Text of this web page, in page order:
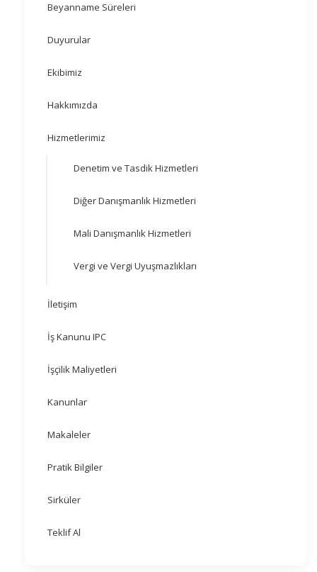
Beyanname Süreleri
Duyurular
Ekibimiz
Hakkımızda
Hizmetlerimiz
Denetim ve Tasdik Hizmetleri
Diğer Danışmanlık Hizmetleri
Mali Danışmanlık Hizmetleri
Vergi ve Vergi Uyuşmazlıkları
İletişim
İş Kanunu IPC
İşçilik Maliyetleri
Kanunlar
Makaleler
Pratik Bilgiler
Sirküler
Teklif Al